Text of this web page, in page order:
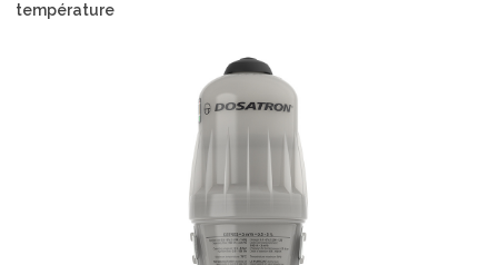
température